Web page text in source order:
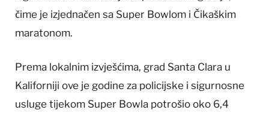
čime je izjednačen sa Super Bowlom i Čikaškim
maratonom.
Prema lokalnim izvješćima, grad Santa Clara u
Kaliforniji ove je godine za policijske i sigurnosne
usluge tijekom Super Bowla potrošio oko 6,4